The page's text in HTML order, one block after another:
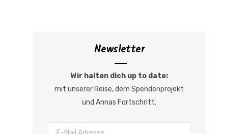
Newsletter
Wir halten dich up to date:
mit unserer Reise, dem Spendenprojekt
und Annas Fortschritt.